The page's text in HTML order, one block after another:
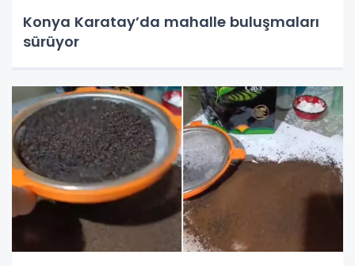
Konya Karatay’da mahalle buluşmaları
sürüyor